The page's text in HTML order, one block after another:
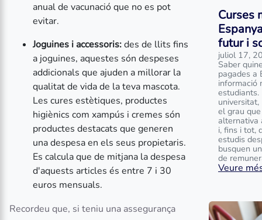
anual de vacunació que no es pot
evitar.
Joguines i accessoris:des de llits fins
a joguines, aquestes són despeses
addicionals que ajuden a millorar la
qualitat de vida de la teva mascota.
Les cures estètiques, productes
higiènics com xampús i cremes són
productes destacats que generen
una despesa en els seus propietaris.
Es calcula que de mitjana la despesa
d'aquests articles és entre 7 i 30
euros mensuals.
Recordeu que, si teniu una assegurança
Curses
futur i
juliol 17,
Saber
pagades a
informació
el grau
alternativa
i, fins i tot,
estudis
busquen
de
Veure